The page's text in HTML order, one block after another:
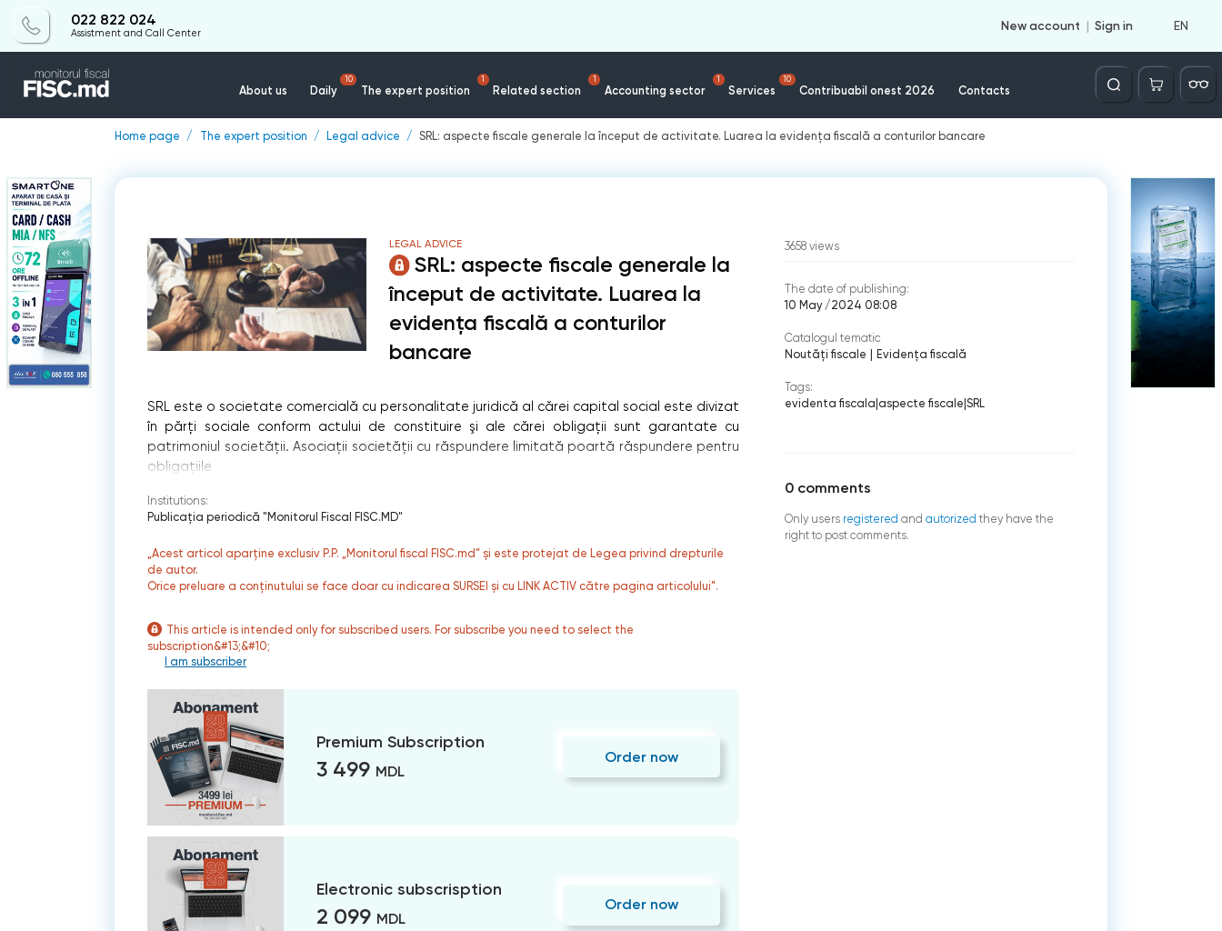
022 822 024
Assistment and Call Center
New account Sign in EN
About us Daily
10
The expert position
1
Related section
1
Accounting sector
1
Services
10
Contribuabil onest 2026 Contacts
Căutare
Home page The expert position Legal advice SRL: aspecte fiscale generale la început de activitate. Luarea la evidența fiscală a conturilor bancare
LEGAL ADVICE
SRL: aspecte fiscale generale la
început de activitate. Luarea la
evidența fiscală a conturilor
bancare
SRL este o societate comercială cu personalitate juridică al cărei capital social este divizat
în părţi sociale conform actului de constituire şi ale cărei obligaţii sunt garantate cu
patrimoniul societăţii. Asociaţii societăţii cu răspundere limitată poartă răspundere pentru
obligaţiile
Institutions:
Publicaţia periodică "Monitorul Fiscal FISC.MD"
„Acest articol aparține exclusiv P.P. „Monitorul fiscal FISC.md” și este protejat de Legea privind drepturile
de autor.
Orice preluare a conținutului se face doar cu indicarea SURSEI și cu LINK ACTIV către pagina articolului”.
This article is intended only for subscribed users. For subscribe you need to select the
subscription&#13;&#10;
I am subscriber
Premium Subscription
3 499 MDL
Order now
Electronic subscrisption
2 099 MDL
Order now
3658 views
The date of publishing:
10 May /2024 08:08
Catalogul tematic
Noutăți fiscale
Evidenţa fiscală
Tags:
evidenta fiscala aspecte fiscale SRL
0 comments
Only users registered and autorized they have the
right to post comments.